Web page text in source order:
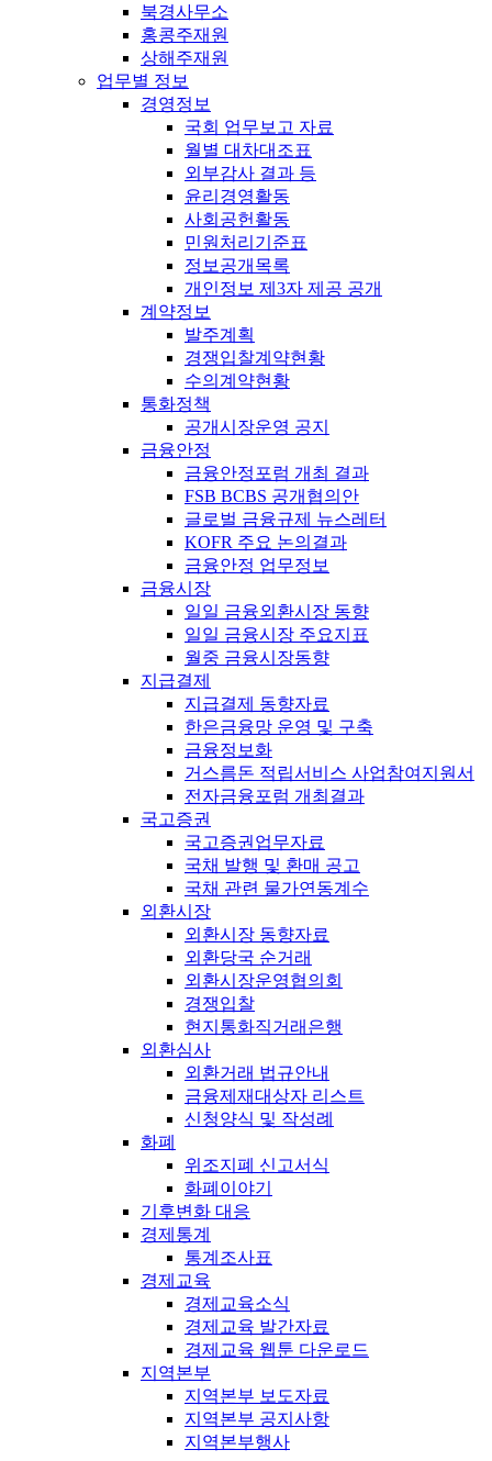
북경사무소
홍콩주재원
상해주재원
업무별 정보
경영정보
국회 업무보고 자료
월별 대차대조표
외부감사 결과 등
윤리경영활동
사회공헌활동
민원처리기준표
정보공개목록
개인정보 제3자 제공 공개
계약정보
발주계획
경쟁입찰계약현황
수의계약현황
통화정책
공개시장운영 공지
금융안정
금융안정포럼 개최 결과
FSB BCBS 공개협의안
글로벌 금융규제 뉴스레터
KOFR 주요 논의결과
금융안정 업무정보
금융시장
일일 금융외환시장 동향
일일 금융시장 주요지표
월중 금융시장동향
지급결제
지급결제 동향자료
한은금융망 운영 및 구축
금융정보화
거스름돈 적립서비스 사업참여지원서
전자금융포럼 개최결과
국고증권
국고증권업무자료
국채 발행 및 환매 공고
국채 관련 물가연동계수
외환시장
외환시장 동향자료
외환당국 순거래
외환시장운영협의회
경쟁입찰
현지통화직거래은행
외환심사
외환거래 법규안내
금융제재대상자 리스트
신청양식 및 작성례
화폐
위조지폐 신고서식
화폐이야기
기후변화 대응
경제통계
통계조사표
경제교육
경제교육소식
경제교육 발간자료
경제교육 웹툰 다운로드
지역본부
지역본부 보도자료
지역본부 공지사항
지역본부행사